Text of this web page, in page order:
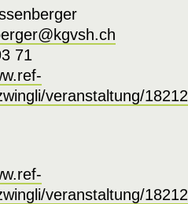
71
veranstaltung/18212
veranstaltung/18212